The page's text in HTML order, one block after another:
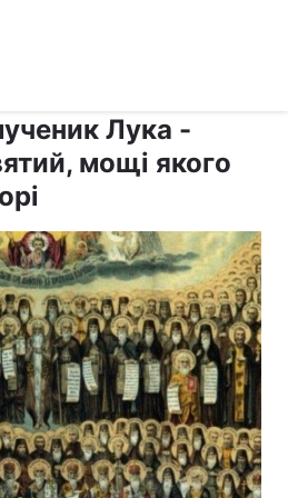
Лука -
мощі якого